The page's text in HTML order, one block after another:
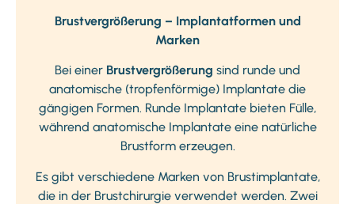
Brustvergrößerung – Implantatformen und
Marken
Bei einer Brustvergrößerung sind runde und
anatomische (tropfenförmige) Implantate die
gängigen Formen. Runde Implantate bieten Fülle,
während anatomische Implantate eine natürliche
Brustform erzeugen.
Es gibt verschiedene Marken von Brustimplantate,
die in der Brustchirurgie verwendet werden. Zwei